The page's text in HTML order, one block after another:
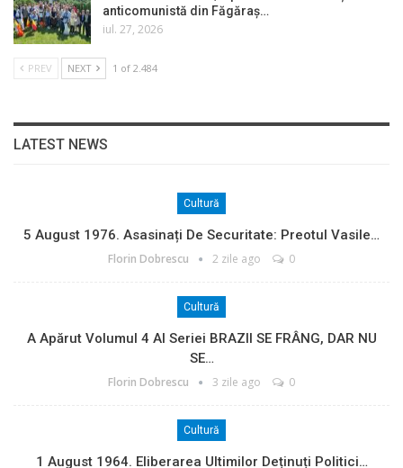
anticomunistă din Făgăraș…
iul. 27, 2026
PREV NEXT 1 of 2.484
LATEST NEWS
Cultură
5 August 1976. Asasinați De Securitate: Preotul Vasile…
Florin Dobrescu 2 zile ago 0
Cultură
A Apărut Volumul 4 Al Seriei BRAZII SE FRÂNG, DAR NU
SE…
Florin Dobrescu 3 zile ago 0
Cultură
1 August 1964. Eliberarea Ultimilor Deținuți Politici…